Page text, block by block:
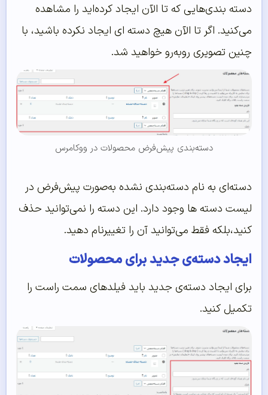
دسته بندی‌هایی که تا الآن ایجاد کرده‌اید را مشاهده
می‌کنید. اگر تا الآن هیچ دسته ای ایجاد نکرده باشید، با
چنین تصویری روبه‌رو خواهید شد.
دسته‌بندی پیش‌فرض محصولات در ووکامرس
دسته‌ای به نام دسته‌بندی نشده به‌صورت پیش‌فرض در
لیست دسته ها وجود دارد. این دسته را نمی‌توانید حذف
کنید،بلکه فقط می‌توانید آن‌ را تغییرنام دهید.
ایجاد دسته‌ی جدید برای محصولات
برای ایجاد دسته‌ی جدید باید فیلدهای سمت راست را
تکمیل کنید.